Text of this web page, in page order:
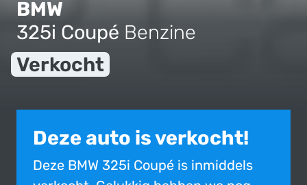
BMW
325i Coupé Benzine
Verkocht
Deze auto is verkocht!
Deze BMW 325i Coupé is inmiddels